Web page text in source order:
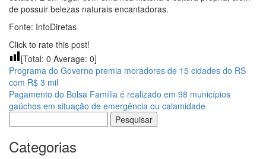
de possuir belezas naturais encantadoras.
Fonte: InfoDiretas
Click to rate this post!
[Total: 0 Average: 0]
Programa do Governo premia moradores de 15 cidades do RS
com R$ 3 mil
Pagamento do Bolsa Família é realizado em 98 municípios
gaúchos em situação de emergência ou calamidade
por:
Categorias